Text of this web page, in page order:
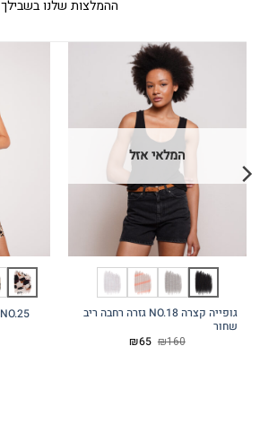
ההמלצות שלנו בשבילך
המלאי אזל
גופייה קצרה NO.18 גזרה רחבה ריב
שחור
₪160 המחיר
₪65 המחיר
NO.25 טייץ קצר הדפס כתמים